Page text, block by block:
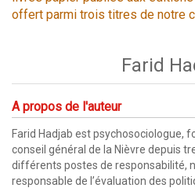
offert parmi trois titres de notre
Farid
A propos de l'auteur
Farid Hadjab est psychosociologue,
conseil général de la Nièvre depuis
différents postes de responsabilité,
responsable de l’évaluation des